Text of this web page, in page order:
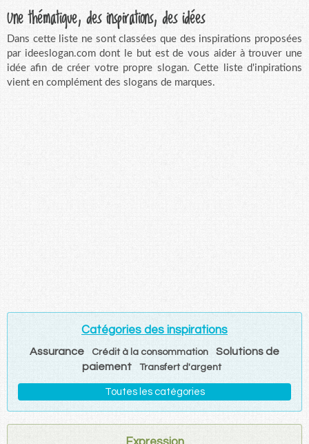
Une thématique, des inspirations, des idées
Dans cette liste ne sont classées que des inspirations proposées
par ideeslogan.com dont le but est de vous aider à trouver une
idée afin de créer votre propre slogan. Cette liste d'inpirations
vient en complément des slogans de marques.
Catégories des inspirations
Assurance Crédit à la consommation
Solutions de
paiement
Transfert d'argent
Toutes les catégories